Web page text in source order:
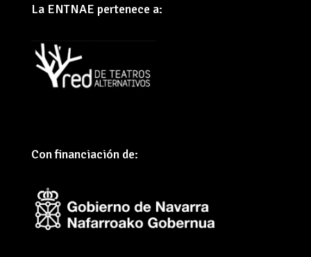
La ENTNAE pertenece a:
Con financiación de: